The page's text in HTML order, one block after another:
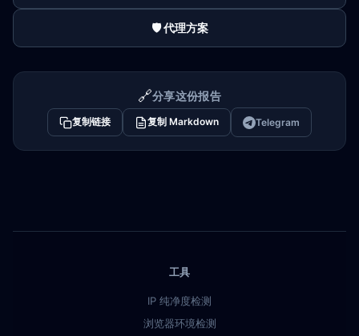
🛡️ 代理方案
🔗分享这份报告
复制链接 复制 Markdown Telegram
工具
IP 纯净度检测
浏览器环境检测